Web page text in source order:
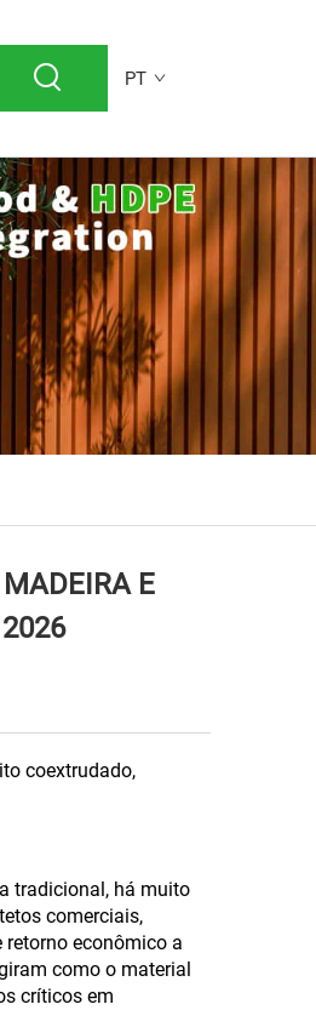
PT
E
coextrudado,
tradicional, há muito
comerciais,
econômico a
como o material
críticos em